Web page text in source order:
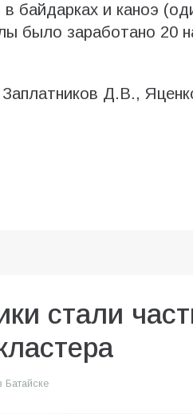
байдарках и каноэ
было заработано 20
Заплатников Д.В.,
стали
Батайске